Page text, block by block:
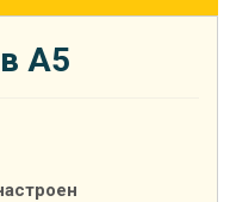
А5